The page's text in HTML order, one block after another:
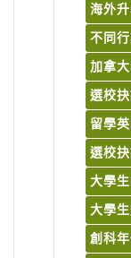
海外
不同
加拿
選校
留學
選校
大學
大學
創科